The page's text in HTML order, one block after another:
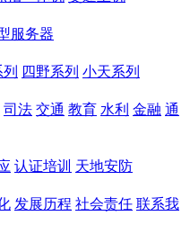
服务器
四野系列 小天系列
司法 交通 教育 水利 金融 通
认证培训 天地安防
发展历程 社会责任 联系我